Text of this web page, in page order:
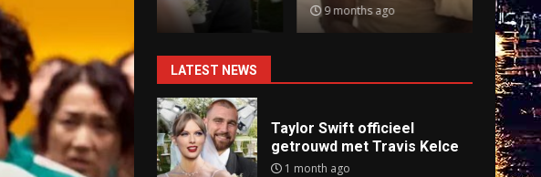
9 months ago 9
LATEST NEWS
Taylor Swift officieel
getrouwd met Travis Kelce
1 month ago